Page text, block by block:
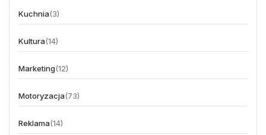
Kuchnia(3)
Kultura(14)
Marketing(12)
Motoryzacja(73)
Reklama(14)